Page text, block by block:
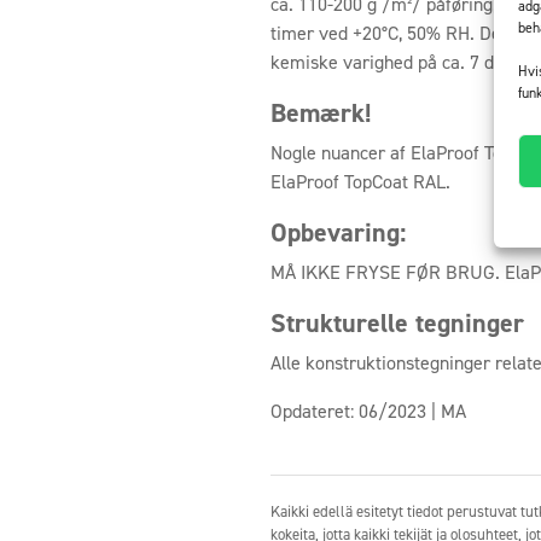
timer ved +20°C, 50% RH. Den
kemiske varighed på ca. 7 dage.
Bemærk!
Nogle nuancer af ElaProof
ElaProof TopCoat RAL.
Opbevaring:
MÅ IKKE FRYSE FØR BRUG.
Strukturelle tegninger
Alle konstruktionstegninger
Opdateret: 06/2023 | MA
Kaikki edellä esitetyt tiedot perustuvat
kokeita, jotta kaikki tekijät ja olosuhteet,